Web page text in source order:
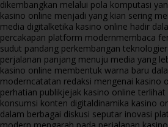
dikembangkan melalui pola komputasi
kasino online menjadi yang kian sering
media digitalketika kasino online hadir
percakapan platform modernmembaca
sudut pandang perkembangan teknologi
perjalanan panjang menuju media yang
kasino online membentuk warna baru
moderncatatan redaksi mengenai kasino
perhatian publikjejak kasino online
konsumsi konten digitaldinamika kasino
dalam berbagai diskusi seputar inovasi